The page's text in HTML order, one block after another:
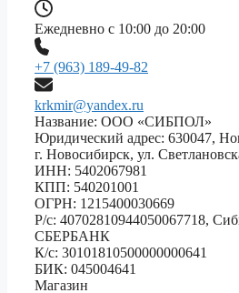
Ежедневно с 10:00 до 20:00
+7 (963) 189-49-82
krkmir@yandex.ru
Название: ООО «СИБПОЛ»
Юридический адрес: 630047,
г. Новосибирск, ул.
ИНН: 5402067981
КПП: 540201001
ОГРН: 1215400030669
Р/с: 40702810944050067718,
СБЕРБАНК
К/с: 30101810500000000641
БИК: 045004641
Магазин